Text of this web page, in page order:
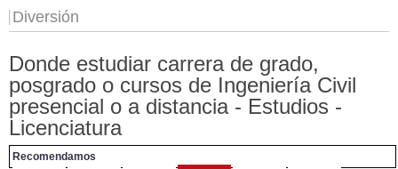
Diversión
Donde estudiar carrera de grado,
posgrado o cursos de Ingeniería Civil
presencial o a distancia - Estudios -
Licenciatura
Recomendamos